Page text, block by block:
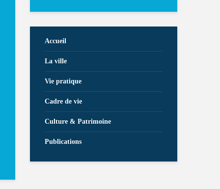
Accueil
La ville
Vie pratique
Cadre de vie
Culture & Patrimoine
Publications